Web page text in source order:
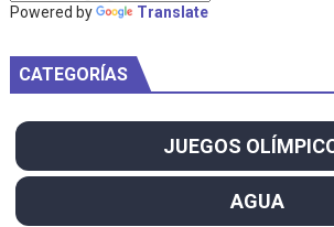
Powered by Translate
CATEGORÍAS
JUEGOS
AGUA